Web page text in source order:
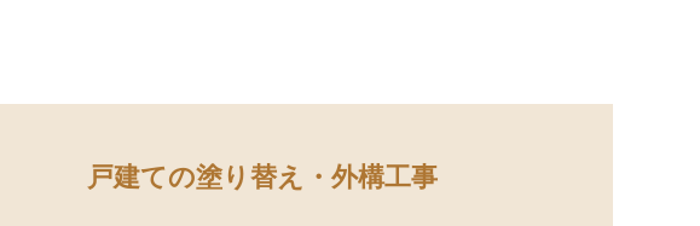
戸建ての塗り替え・ 外構工事